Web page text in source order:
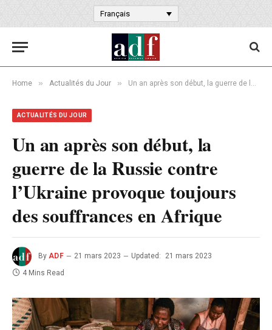
Français
Home » Actualités du Jour » Un an après son début, la guerre de la Russie contre l’Ukraine provoque toujours des souffrances en Afrique
ACTUALITÉS DU JOUR
Un an après son début, la
guerre de la Russie contre
l’Ukraine provoque toujours
des souffrances en Afrique
By ADF 21 mars 2023 Updated:
21 mars 2023
4 Mins Read